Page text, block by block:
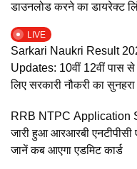
डाउनलोड करने का डायरेक्ट
LIVE
Sarkari Naukri Result
Updates: 10वीं 12वीं पास
लिए सरकारी नौकरी का
RRB NTPC Application
जारी हुआ आरआरबी
जानें कब आएगा एडमिट कार्ड